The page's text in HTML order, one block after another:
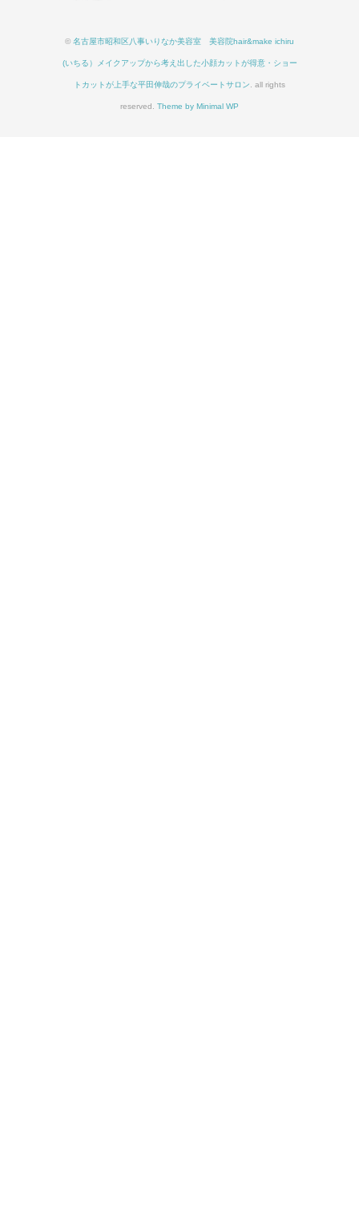
© 名古屋市昭和区八事いりなか美容室 美容院hair&make ichiru
(いちる）メイクアップから考え出した小顔カットが得意・ショー
トカットが上手な平田伸哉のプライベートサロン. all rights
reserved. Theme by Minimal WP